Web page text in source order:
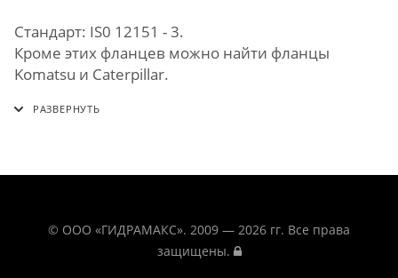
Стандарт: IS0 12151 - 3.
Кроме этих фланцев можно найти фланцы
Komatsu и Caterpillar.
© ООО «ГИДРАМАКС». 2009 — 2026 гг. Все права
защищены.